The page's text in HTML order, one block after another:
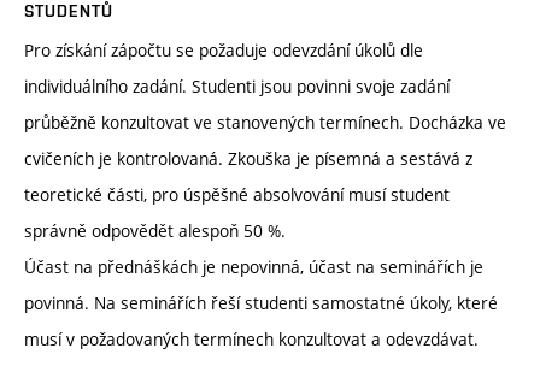
STUDENTŮ
Pro získání zápočtu se požaduje odevzdání úkolů dle
individuálního zadání. Studenti jsou povinni svoje zadání
průběžně konzultovat ve stanovených termínech. Docházka ve
cvičeních je kontrolovaná. Zkouška je písemná a sestává z
teoretické části, pro úspěšné absolvování musí student
správně odpovědět alespoň 50 %.
Účast na přednáškách je nepovinná, účast na seminářích je
povinná. Na seminářích řeší studenti samostatné úkoly, které
musí v požadovaných termínech konzultovat a odevzdávat.